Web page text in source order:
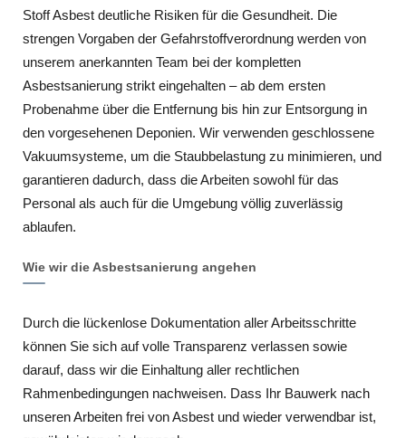
Stoff Asbest deutliche Risiken für die Gesundheit. Die
strengen Vorgaben der Gefahrstoffverordnung werden von
unserem anerkannten Team bei der kompletten
Asbestsanierung strikt eingehalten – ab dem ersten
Probenahme über die Entfernung bis hin zur Entsorgung in
den vorgesehenen Deponien. Wir verwenden geschlossene
Vakuumsysteme, um die Staubbelastung zu minimieren, und
garantieren dadurch, dass die Arbeiten sowohl für das
Personal als auch für die Umgebung völlig zuverlässig
ablaufen.
Wie wir die Asbestsanierung angehen
Durch die lückenlose Dokumentation aller Arbeitsschritte
können Sie sich auf volle Transparenz verlassen sowie
darauf, dass wir die Einhaltung aller rechtlichen
Rahmenbedingungen nachweisen. Dass Ihr Bauwerk nach
unseren Arbeiten frei von Asbest und wieder verwendbar ist,